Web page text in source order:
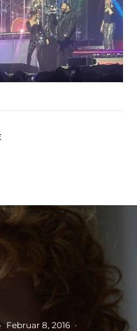
· Februar 8, 2016 ·